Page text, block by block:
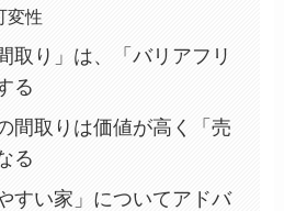
変性
取り」は、「バリアフリ
る
間取りは価値が高く「売
る
すい家」についてアドバ